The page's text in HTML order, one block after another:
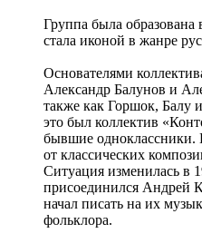
Группа была образована
стала иконой в жанре
Основателями
Александр Балунов и
также как Горшок, Балу
это был коллектив
бывшие одноклассники.
от классических
Ситуация изменилась в
присоединился Андрей
начал писать на их
фольклора.